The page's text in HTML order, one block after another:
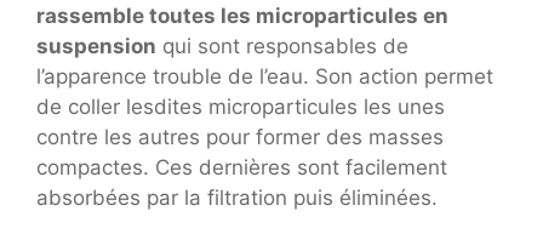
rassemble toutes les microparticules en
suspension qui sont responsables de
l’apparence trouble de l’eau. Son action permet
de coller lesdites microparticules les unes
contre les autres pour former des masses
compactes. Ces dernières sont facilement
absorbées par la filtration puis éliminées.